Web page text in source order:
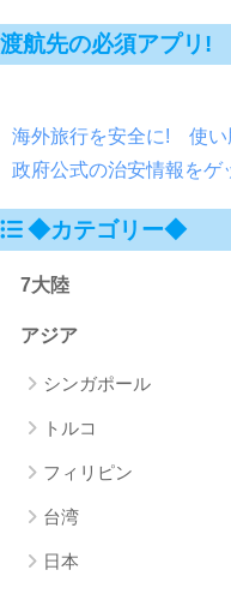
渡航先の必須アプリ!
海外旅行を安全に! 使い
政府公式の治安情報をゲ
◆カテゴリー◆
7大陸
アジア
シンガポール
トルコ
フィリピン
台湾
日本